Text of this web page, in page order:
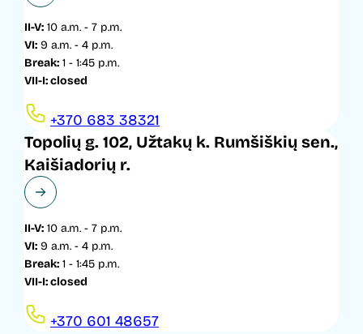
II-V: 10 a.m. - 7 p.m.
VI: 9 a.m. - 4 p.m.
Break: 1 - 1:45 p.m.
VII-I: closed
+370 683 38321
Topolių g. 102, Užtakų k. Rumšiškių sen.,
Kaišiadorių r.
II-V: 10 a.m. - 7 p.m.
VI: 9 a.m. - 4 p.m.
Break: 1 - 1:45 p.m.
VII-I: closed
+370 601 48657